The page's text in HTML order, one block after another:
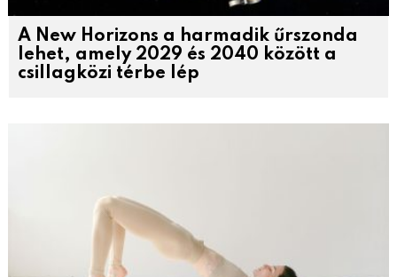
A New Horizons a harmadik űrszonda
lehet, amely 2029 és 2040 között a
csillagközi térbe lép